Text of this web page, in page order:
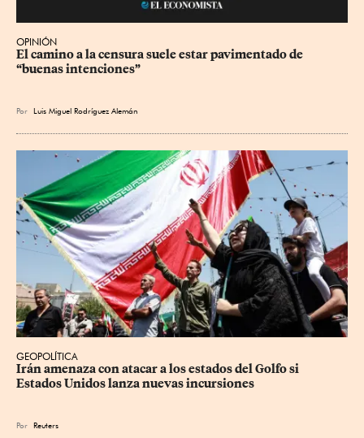
OPINIÓN
El camino a la censura suele estar pavimentado de
“buenas intenciones”
Por Luis Miguel Rodríguez Alemán
GEOPOLÍTICA
Irán amenaza con atacar a los estados del Golfo si
Estados Unidos lanza nuevas incursiones
Por Reuters